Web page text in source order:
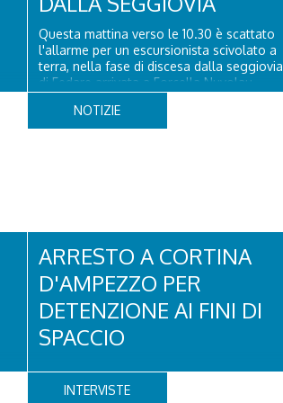
Questa mattina verso le 10.30 è scattato
l'allarme per un escursionista scivolato a
terra, nella fase di discesa dalla seggiovia
di Fedare arrivata a Forcella Nuvolau.
sanitario e tecnico di elisoccorso di Falco 2
hanno raggiunto il 74enne di Teolo...
NOTIZIE
ARRESTO A CORTINA
D'AMPEZZO PER
DETENZIONE AI FINI DI
SPACCIO
incrementato il numero di controlli sul
crescente numero di persone che si recano
INTERVISTE